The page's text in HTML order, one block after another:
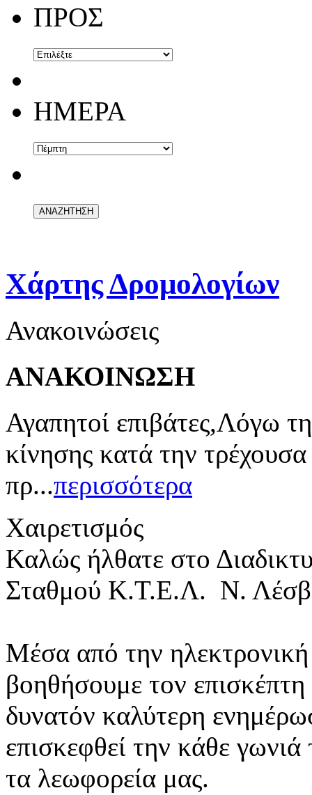
ΠΡΟΣ
ΗΜΕΡΑ
Χάρτης Δρομολογίων
Ανακοινώσεις
ΑΝΑΚΟΙΝΩΣΗ
Αγαπητοί επιβάτες,Λόγω
κίνησης κατά την
πρ...περισσότερα
Χαιρετισμός
Καλώς ήλθατε στο
Σταθμού Κ.Τ.Ε.Λ. Ν.
Μέσα από την ηλεκτρονική
βοηθήσουμε τον
δυνατόν καλύτερη
επισκεφθεί την κάθε
τα λεωφορεία μας.